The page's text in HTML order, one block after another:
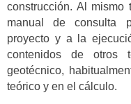
construcción. Al mismo
manual de consulta
proyecto y a la
contenidos de otros
geotécnico,
teórico y en el cálculo.